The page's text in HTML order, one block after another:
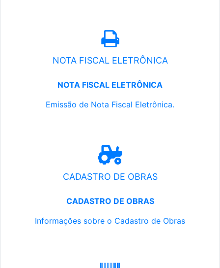
NOTA FISCAL ELETRÔNICA
NOTA FISCAL ELETRÔNICA
Emissão de Nota Fiscal Eletrônica.
CADASTRO DE OBRAS
CADASTRO DE OBRAS
Informações sobre o Cadastro de Obras